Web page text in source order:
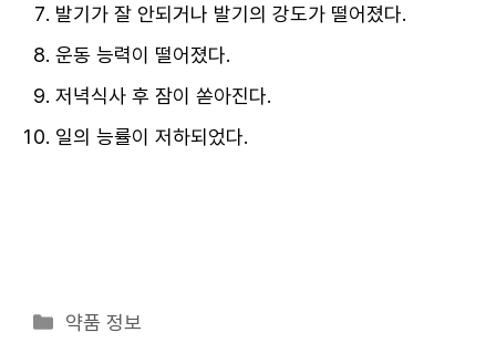
발기가 잘 안되거나 발기의 강도가 떨어졌다.
운동 능력이 떨어졌다.
저녁식사 후 잠이 쏟아진다.
일의 능률이 저하되었다.
카
약품 정보